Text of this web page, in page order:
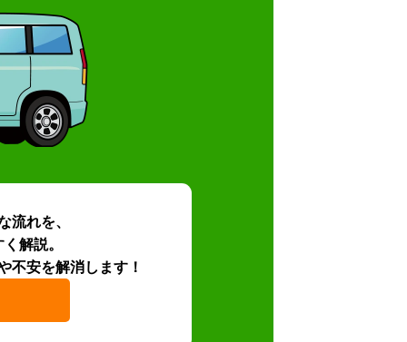
流れを、
解説。
不安を解消します！